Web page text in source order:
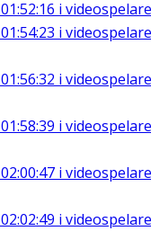
01:52:16 i
01:54:23 i
01:56:32 i
01:58:39 i
02:00:47 i
02:02:49 i